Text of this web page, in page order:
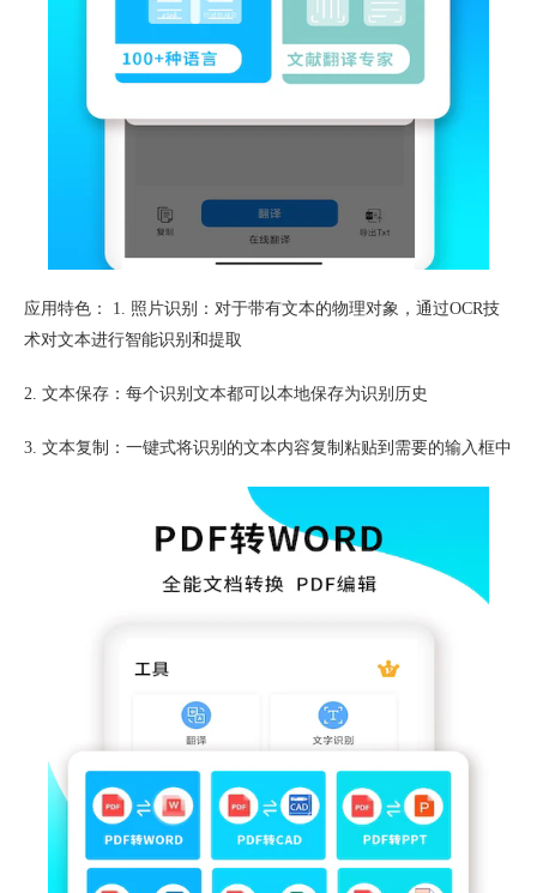
应用特色： 1. 照片识别：对于带有文本的物理对象，通过OCR技
术对文本进行智能识别和提取
2. 文本保存：每个识别文本都可以本地保存为识别历史
3. 文本复制：一键式将识别的文本内容复制粘贴到需要的输入框中